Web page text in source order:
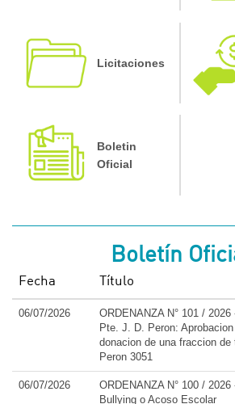
Licitaciones
Boletin
Oficial
Boletín
Fecha Título
06/07/2026
ORDENANZA N° 101 /
Pte. J. D. Peron:
donacion de una fraccion de
Peron 3051
06/07/2026
ORDENANZA N° 100 /
Bullying o Acoso Escolar